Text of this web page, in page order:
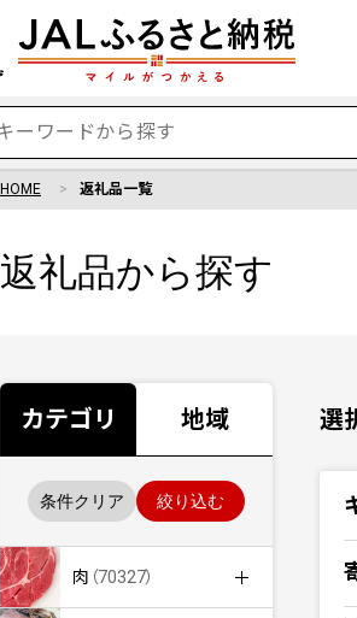
HOME 返礼品一覧
返礼品から探す
カテゴリ 地域
条件クリア 絞り込む
肉 （70327）
選